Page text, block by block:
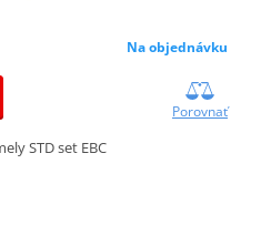
Na objednávku
Porovnať
STD set EBC